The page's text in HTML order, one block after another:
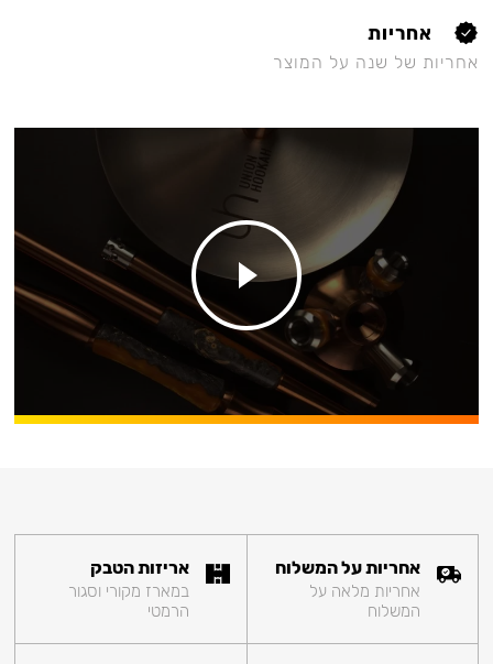
אחריות
אחריות של שנה על המוצר
אחריות על המשלוח
אחריות מלאה על
המשלוח
אריזות הטבק
במארז מקורי וסגור
הרמטי